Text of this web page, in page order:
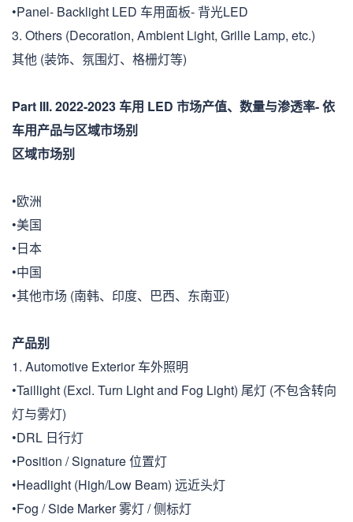
•Panel- Backlight LED 车用面板- 背光LED
3. Others (Decoration, Ambient Light, Grille Lamp, etc.)
其他 (装饰、氛围灯、格栅灯等)
Part III. 2022-2023 车用 LED 市场产值、数量与渗透率- 依
车用产品与区域市场别
区域市场别
•欧洲
•美国
•日本
•中国
•其他市场 (南韩、印度、巴西、东南亚)
产品别
1. Automotive Exterior 车外照明
•Taillight (Excl. Turn Light and Fog Light) 尾灯 (不包含转向
灯与雾灯)
•DRL 日行灯
•Position / Signature 位置灯
•Headlight (High/Low Beam) 远近头灯
•Fog / Side Marker 雾灯 / 侧标灯